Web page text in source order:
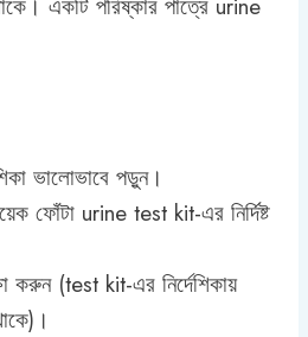
ভালোভাবে পড়ুন।
ফোঁটা urine test kit-এর নির্দিষ্ট
করুন (test kit-এর নির্দেশিকায়